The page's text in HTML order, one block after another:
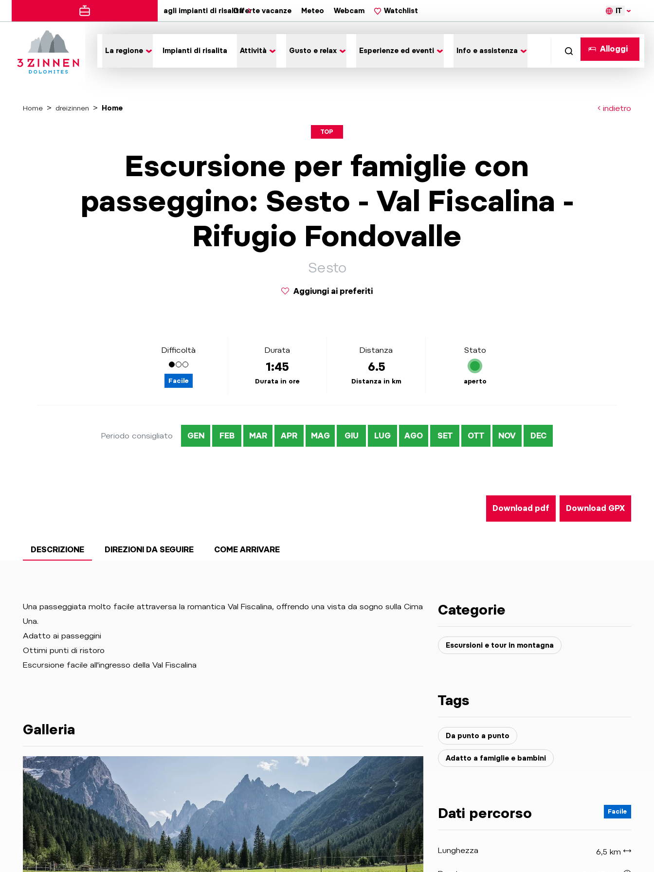
agli impianti di risalitaOfferte vacanze Meteo Webcam Watchlist IT
La regione Impianti di risalita Attività Gusto e relax Esperienze ed eventi Info e assistenza Alloggi
Home dreizinnen Home indietro
TOP
Escursione per famiglie con
passeggino: Sesto - Val Fiscalina -
Rifugio Fondovalle
Sesto
Aggiungi ai preferiti
Difficoltà
Facile
Durata
1:45
Durata in ore
Distanza
6.5
Distanza in km
Stato
aperto
Periodo consigliato GEN FEB MAR APR MAG GIU LUG AGO SET OTT NOV DEC
Download pdf Download GPX
DESCRIZIONE DIREZIONI DA SEGUIRE COME ARRIVARE
Una passeggiata molto facile attraversa la romantica Val Fiscalina, offrendo una vista da sogno sulla Cima
Una.
Adatto ai passeggini
Ottimi punti di ristoro
Escursione facile all'ingresso della Val Fiscalina
Galleria
Categorie
Escursioni e tour in montagna
Tags
Da punto a punto
Adatto a famiglie e bambini
Dati percorso Facile
Lunghezza 6,5 km